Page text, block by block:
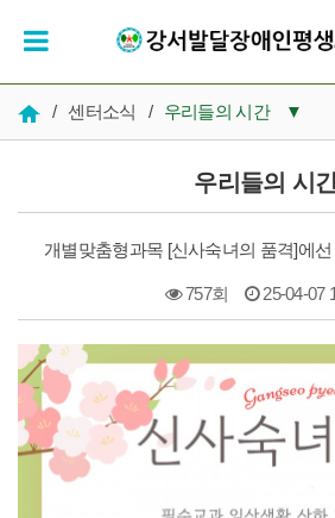
/ 센터소식 / 우리들의 시간 ▼
우리들의 시간
인재채용
우리들의 시
개별맞춤형과목 [신사숙녀의 품격]에
757회 25-04-07
본문